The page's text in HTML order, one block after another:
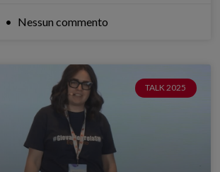
Nessun commento
TALK 2025